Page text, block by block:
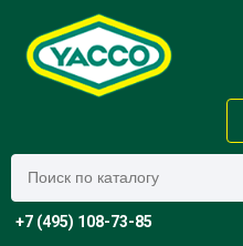
+7 (495) 108-73-85